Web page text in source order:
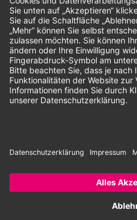
Unsere Zahlungsarten:
Rechnung SEPA-Lastschrift